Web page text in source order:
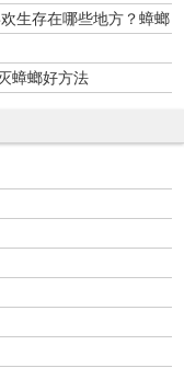
生存在哪些地方？蟑螂
蟑螂好方法